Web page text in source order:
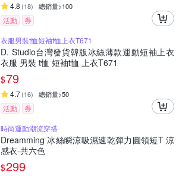
4.8 (18) 總銷量>100
活動
券
衣服男裝t恤短袖t恤上衣T671
D. Studio台灣發貨韓版冰絲薄款運動短袖上衣
衣服 男裝 t恤 短袖t恤 上衣T671
$79
4.7(16) 總銷量>50
活動
券
時尚運動潮流穿搭
Dreamming 冰絲瞬涼吸濕速乾彈力圓領短T 涼
感衣-共六色
$299